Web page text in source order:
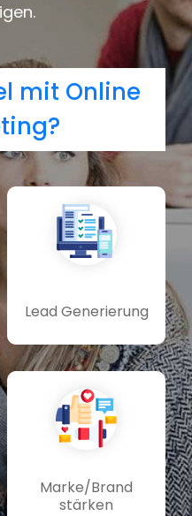
mit Online
Lead Generierung
Marke/Brand
stärken